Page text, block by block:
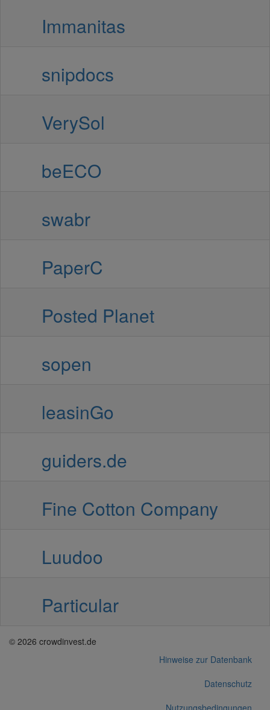
Immanitas
snipdocs
VerySol
beECO
swabr
PaperC
Posted Planet
sopen
leasinGo
guiders.de
Fine Cotton Company
Luudoo
Particular
© 2026 crowdinvest.de
Hinweise zur Datenbank
Datenschutz
Nutzungsbedingungen